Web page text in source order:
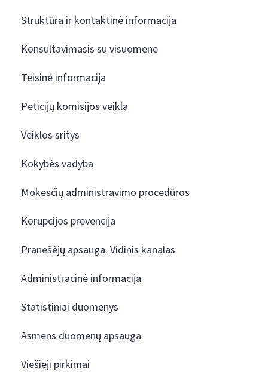
Struktūra ir kontaktinė informacija
Konsultavimasis su visuomene
Teisinė informacija
Peticijų komisijos veikla
Veiklos sritys
Kokybės vadyba
Mokesčių administravimo procedūros
Korupcijos prevencija
Pranešėjų apsauga. Vidinis kanalas
Administracinė informacija
Statistiniai duomenys
Asmens duomenų apsauga
Viešieji pirkimai